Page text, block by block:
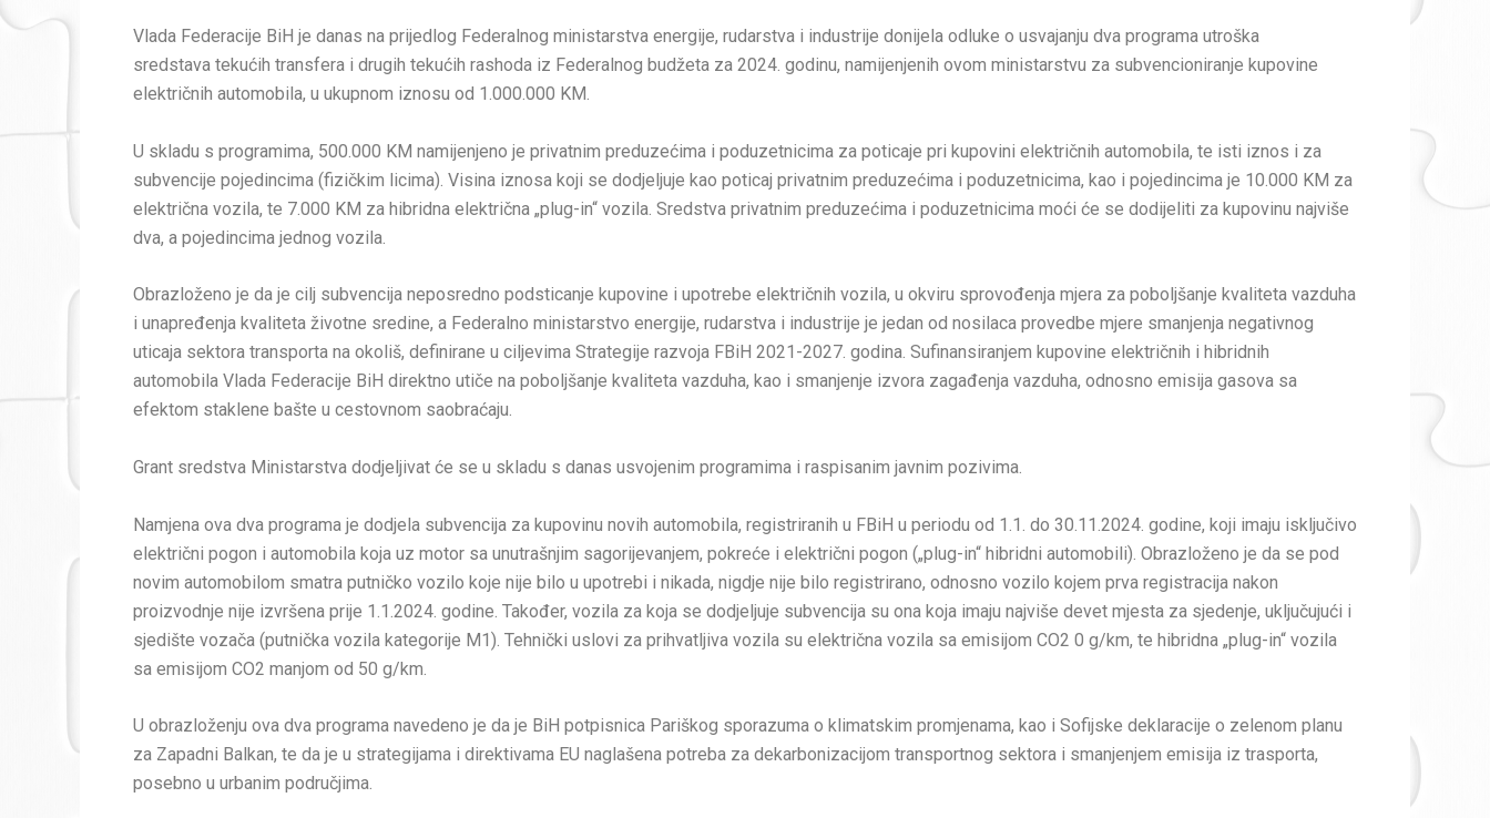
Vlada Federacije BiH je danas na prijedlog Federalnog ministarstva energije, rudarstva i industrije donijela odluke o usvajanju dva programa utroška
sredstava tekućih transfera i drugih tekućih rashoda iz Federalnog budžeta za 2024. godinu, namijenjenih ovom ministarstvu za subvencioniranje kupovine
električnih automobila, u ukupnom iznosu od 1.000.000 KM.
U skladu s programima, 500.000 KM namijenjeno je privatnim preduzećima i poduzetnicima za poticaje pri kupovini električnih automobila, te isti iznos i za
subvencije pojedincima (fizičkim licima). Visina iznosa koji se dodjeljuje kao poticaj privatnim preduzećima i poduzetnicima, kao i pojedincima je 10.000 KM za
električna vozila, te 7.000 KM za hibridna električna „plug-in“ vozila. Sredstva privatnim preduzećima i poduzetnicima moći će se dodijeliti za kupovinu najviše
dva, a pojedincima jednog vozila.
Obrazloženo je da je cilj subvencija neposredno podsticanje kupovine i upotrebe električnih vozila, u okviru sprovođenja mjera za poboljšanje kvaliteta vazduha
i unapređenja kvaliteta životne sredine, a Federalno ministarstvo energije, rudarstva i industrije je jedan od nosilaca provedbe mjere smanjenja negativnog
uticaja sektora transporta na okoliš, definirane u ciljevima Strategije razvoja FBiH 2021-2027. godina. Sufinansiranjem kupovine električnih i hibridnih
automobila Vlada Federacije BiH direktno utiče na poboljšanje kvaliteta vazduha, kao i smanjenje izvora zagađenja vazduha, odnosno emisija gasova sa
efektom staklene bašte u cestovnom saobraćaju.
Grant sredstva Ministarstva dodjeljivat će se u skladu s danas usvojenim programima i raspisanim javnim pozivima.
Namjena ova dva programa je dodjela subvencija za kupovinu novih automobila, registriranih u FBiH u periodu od 1.1. do 30.11.2024. godine, koji imaju isključivo
električni pogon i automobila koja uz motor sa unutrašnjim sagorijevanjem, pokreće i električni pogon („plug-in“ hibridni automobili). Obrazloženo je da se pod
novim automobilom smatra putničko vozilo koje nije bilo u upotrebi i nikada, nigdje nije bilo registrirano, odnosno vozilo kojem prva registracija nakon
proizvodnje nije izvršena prije 1.1.2024. godine. Također, vozila za koja se dodjeljuje subvencija su ona koja imaju najviše devet mjesta za sjedenje, uključujući i
sjedište vozača (putnička vozila kategorije M1). Tehnički uslovi za prihvatljiva vozila su električna vozila sa emisijom CO2 0 g/km, te hibridna „plug-in“ vozila
sa emisijom CO2 manjom od 50 g/km.
U obrazloženju ova dva programa navedeno je da je BiH potpisnica Pariškog sporazuma o klimatskim promjenama, kao i Sofijske deklaracije o zelenom planu
za Zapadni Balkan, te da je u strategijama i direktivama EU naglašena potreba za dekarbonizacijom transportnog sektora i smanjenjem emisija iz trasporta,
posebno u urbanim područjima.